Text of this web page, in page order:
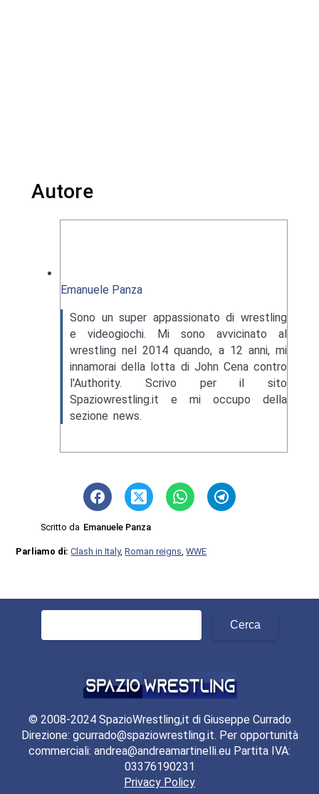
Autore
Emanuele Panza
Sono un super appassionato di wrestling
e videogiochi. Mi sono avvicinato al
wrestling nel 2014 quando, a 12 anni, mi
innamorai della lotta di John Cena contro
l'Authority. Scrivo per il sito
Spaziowrestling.it e mi occupo della
sezione news.
Scritto da Emanuele Panza
Parliamo di:Clash in Italy,Roman reigns ,WWE
Ricerca
© 2008-2024 SpazioWrestling,it di Giuseppe Currado
Direzione: gcurrado@spaziowrestling.it. Per opportunità
commerciali: andrea@andreamartinelli.eu Partita IVA:
03376190231
Privacy Policy